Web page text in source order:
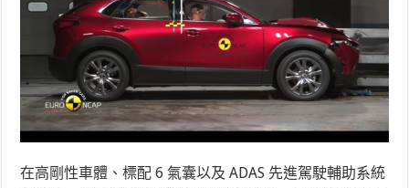
在高剛性車體、標配 6 氣囊以及 ADAS 先進駕駛輔助系統